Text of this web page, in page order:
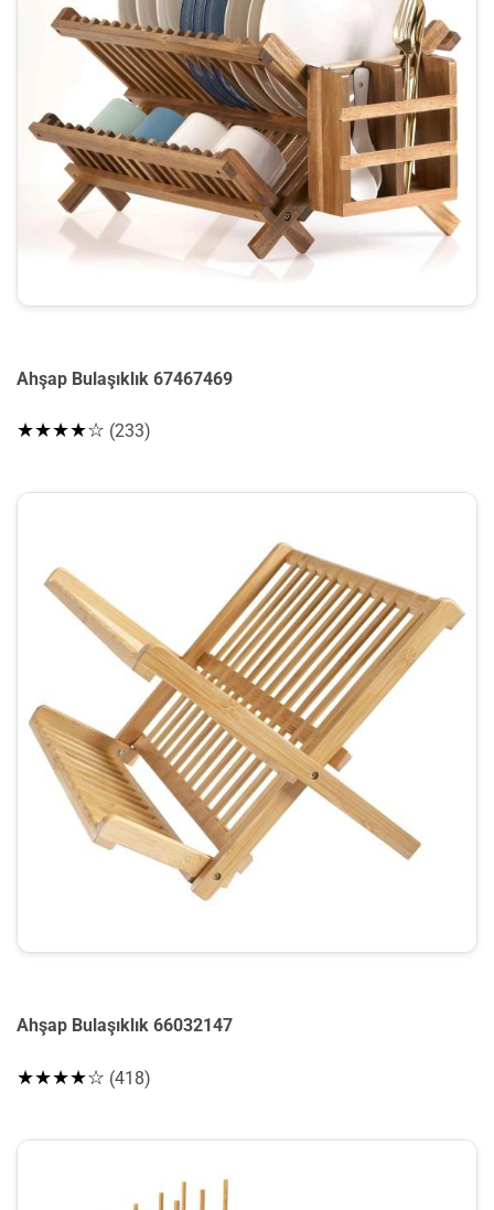
Ahşap Bulaşıklık 67467469
★★★★☆ (233)
Ahşap Bulaşıklık 66032147
★★★★☆ (418)